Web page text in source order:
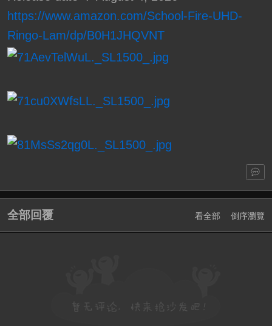
https://www.amazon.com/School-Fire-UHD-
Ringo-Lam/dp/B0H1JHQVNT
全部回覆 看全部 倒序瀏覽